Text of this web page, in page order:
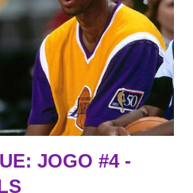
compromisso é sempre com a
depois. E do Lakers hein? Até
(dizem que Nets tem
sendo assediado pelo
pro Cavs contrat...
JOGO #4 -